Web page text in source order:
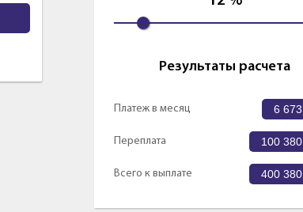
Результаты расчета
Платеж в месяц 6 673
Переплата 100 380
Всего к выплате 400 380